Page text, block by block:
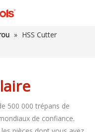
» HSS Cutter
500 000 trépans de
de confiance.